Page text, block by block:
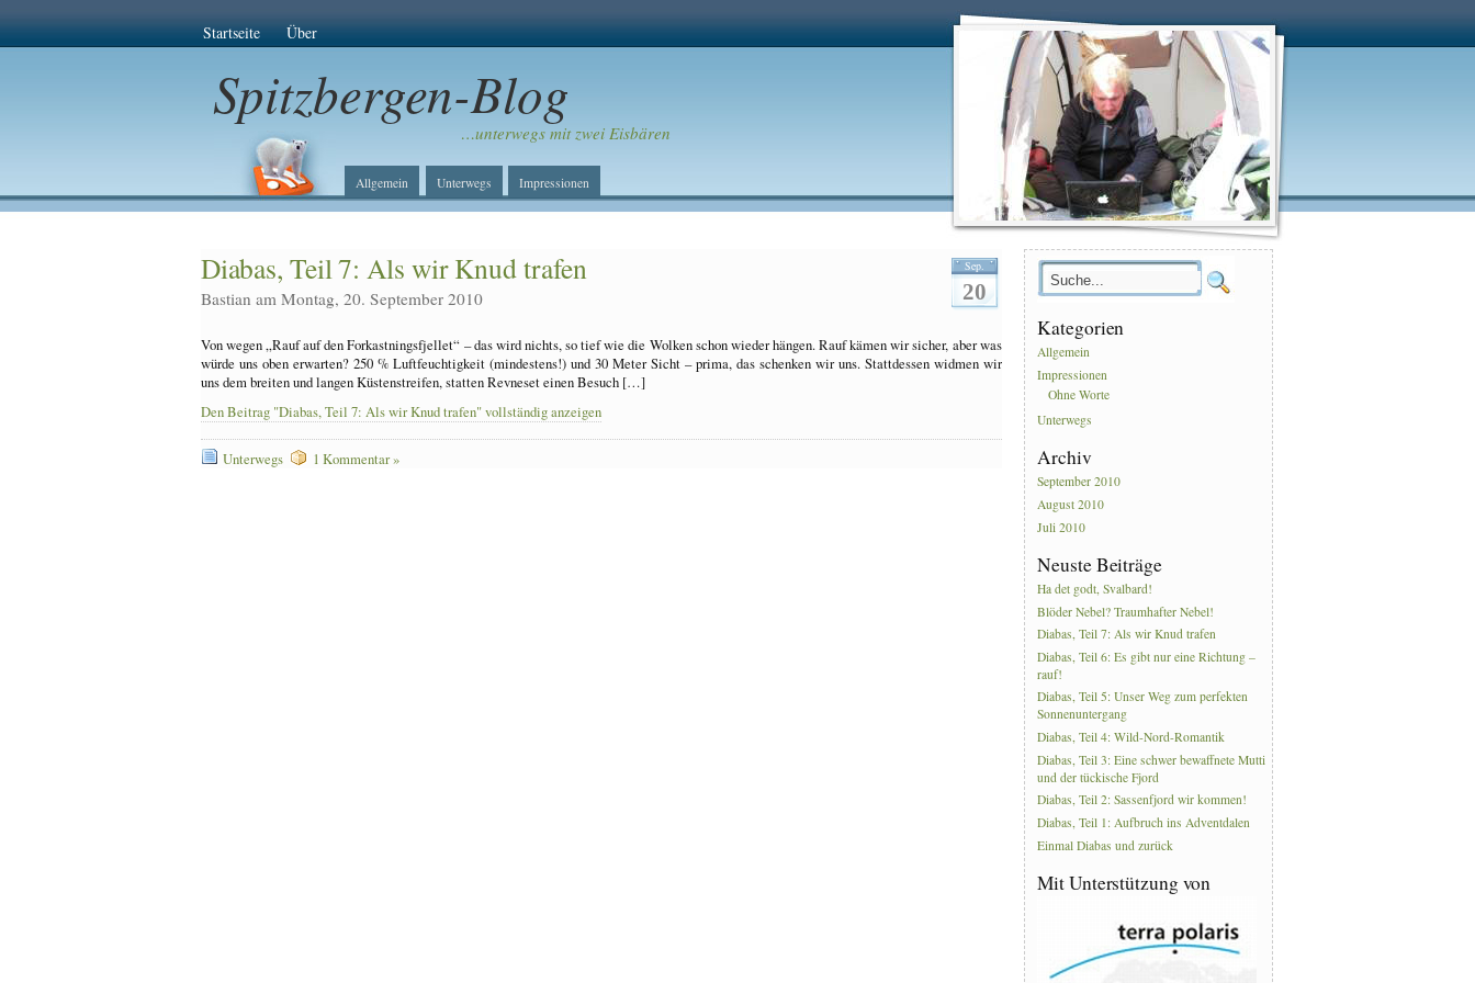
Startseite Über
Spitzbergen-Blog
…unterwegs mit zwei Eisbären
Allgemein Unterwegs Impressionen
Sep.
20
Diabas, Teil 7: Als wir Knud trafen
Bastian am Montag, 20. September 2010
Von wegen „Rauf auf den Forkastningsfjellet“ – das wird nichts, so tief wie die Wolken schon wieder hängen. Rauf kämen wir sicher, aber was
würde uns oben erwarten? 250 % Luftfeuchtigkeit (mindestens!) und 30 Meter Sicht – prima, das schenken wir uns. Stattdessen widmen wir
uns dem breiten und langen Küstenstreifen, statten Revneset einen Besuch […]
Den Beitrag "Diabas, Teil 7: Als wir Knud trafen" vollständig anzeigen
Unterwegs 1 Kommentar »
Kategorien
Allgemein
Impressionen
Ohne Worte
Unterwegs
Archiv
September 2010
August 2010
Juli 2010
Neuste Beiträge
Ha det godt, Svalbard!
Blöder Nebel? Traumhafter Nebel!
Diabas, Teil 7: Als wir Knud trafen
Diabas, Teil 6: Es gibt nur eine Richtung –
rauf!
Diabas, Teil 5: Unser Weg zum perfekten
Sonnenuntergang
Diabas, Teil 4: Wild-Nord-Romantik
Diabas, Teil 3: Eine schwer bewaffnete Mutti
und der tückische Fjord
Diabas, Teil 2: Sassenfjord wir kommen!
Diabas, Teil 1: Aufbruch ins Adventdalen
Einmal Diabas und zurück
Mit Unterstützung von